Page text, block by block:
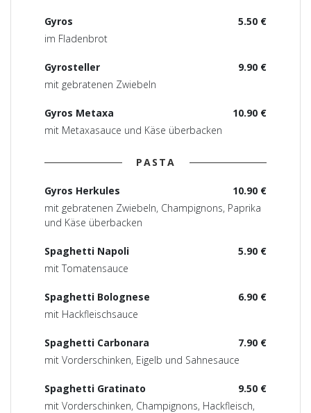
5.50 €
Gyros
im Fladenbrot
9.90 €
Gyrosteller
mit gebratenen Zwiebeln
10.90 €
Gyros Metaxa
mit Metaxasauce und Käse überbacken
PASTA
10.90 €
Gyros Herkules
mit gebratenen Zwiebeln, Champignons, Paprika
und Käse überbacken
5.90 €
Spaghetti Napoli
mit Tomatensauce
6.90 €
Spaghetti Bolognese
mit Hackfleischsauce
7.90 €
Spaghetti Carbonara
mit Vorderschinken, Eigelb und Sahnesauce
9.50 €
Spaghetti Gratinato
mit Vorderschinken, Champignons, Hackfleisch,